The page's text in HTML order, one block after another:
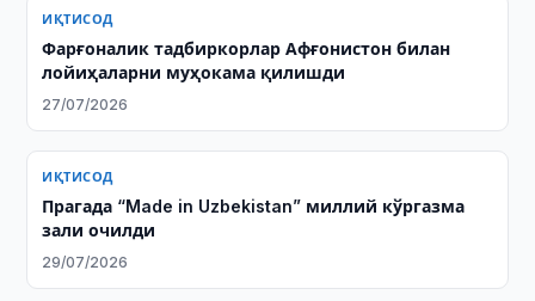
ИҚТИСОД
Фарғоналик тадбиркорлар Афғонистон билан
лойиҳаларни муҳокама қилишди
27/07/2026
ИҚТИСОД
Прагада “Made in Uzbekistan” миллий кўргазма
зали очилди
29/07/2026